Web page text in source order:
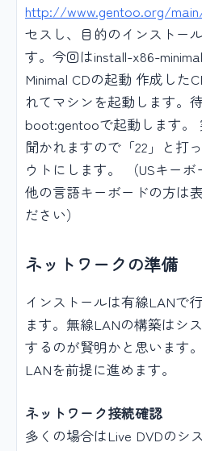
http://www.gentoo.org/
セスし、目的のインストー
す。今回はinstall-x86-
Minimal CDの起動 作成した
れてマシンを起動します。
boot:gentooで起動します。
聞かれますので「22」と打
ウトにします。 （USキー
他の言語キーボードの方は
ださい）
ネットワークの準備
インストールは有線LANで
ます。無線LANの構築はシ
するのが賢明かと思います
LANを前提に進めます。
ネットワーク接続確認
多くの場合はLive DVDのシ